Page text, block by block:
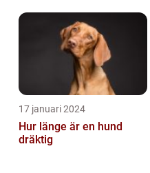
17 januari 2024
Hur länge är en hund
dräktig